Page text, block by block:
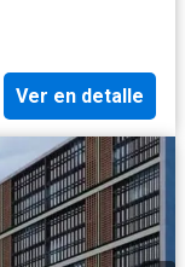
Ver en detalle